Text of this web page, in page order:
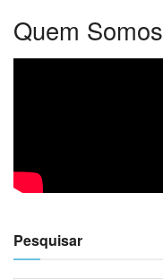
Quem Somos
Pesquisar